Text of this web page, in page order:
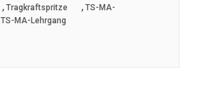
, Tragkraftspritze , TS-MA-
TS-MA-Lehrgang